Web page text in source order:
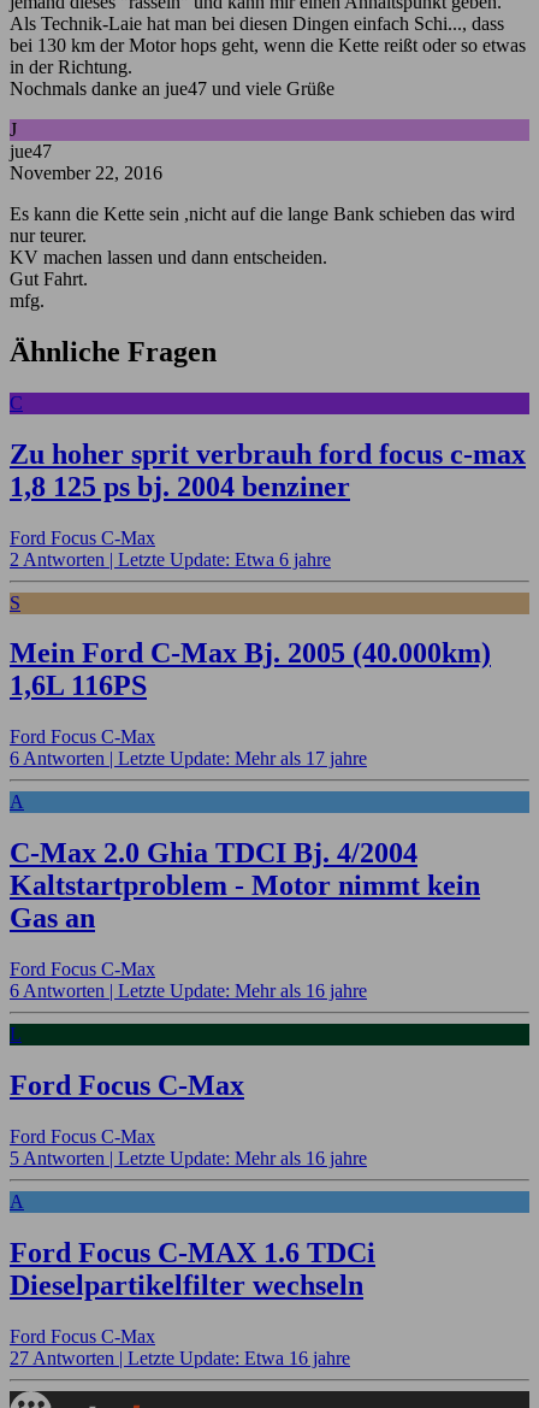
Als Technik-Laie hat man bei diesen Dingen einfach Schi..., dass
bei 130 km der Motor hops geht, wenn die Kette reißt oder so etwas
in der Richtung.
Nochmals danke an jue47 und viele Grüße
J
jue47
November 22, 2016
Es kann die Kette sein ,nicht auf die lange Bank schieben das wird
nur teurer.
KV machen lassen und dann entscheiden.
Gut Fahrt.
mfg.
Ähnliche Fragen
C
Zu hoher sprit verbrauh ford focus c-max
1,8 125 ps bj. 2004 benziner
Ford Focus C-Max
2 Antworten | Letzte Update: Etwa 6 jahre
S
Mein Ford C-Max Bj. 2005 (40.000km)
1,6L 116PS
Ford Focus C-Max
6 Antworten | Letzte Update: Mehr als 17 jahre
A
C-Max 2.0 Ghia TDCI Bj. 4/2004
Kaltstartproblem - Motor nimmt kein
Gas an
Ford Focus C-Max
6 Antworten | Letzte Update: Mehr als 16 jahre
L
Ford Focus C-Max
Ford Focus C-Max
5 Antworten | Letzte Update: Mehr als 16 jahre
A
Ford Focus C-MAX 1.6 TDCi
Dieselpartikelfilter wechseln
Ford Focus C-Max
27 Antworten | Letzte Update: Etwa 16 jahre